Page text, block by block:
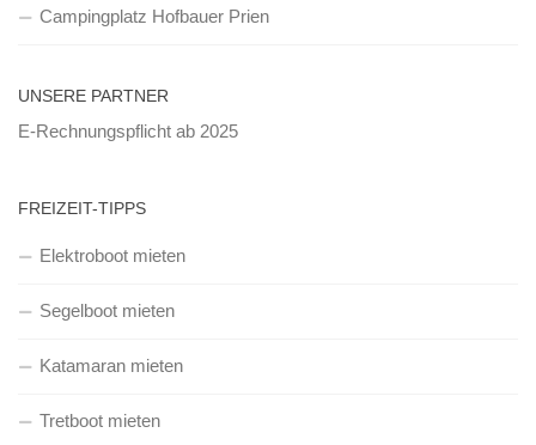
Campingplatz Hofbauer Prien
UNSERE PARTNER
E-Rechnungspflicht ab 2025
FREIZEIT-TIPPS
Elektroboot mieten
Segelboot mieten
Katamaran mieten
Tretboot mieten